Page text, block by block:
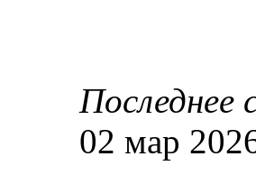
Последнее
02 мар